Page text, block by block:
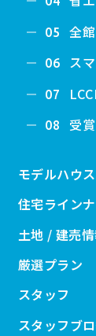
05 全
06 ス
07
08 受
モデルハウ
住宅ライン
土地 / 建売
厳選プラン
スタッフ
スタッフブ